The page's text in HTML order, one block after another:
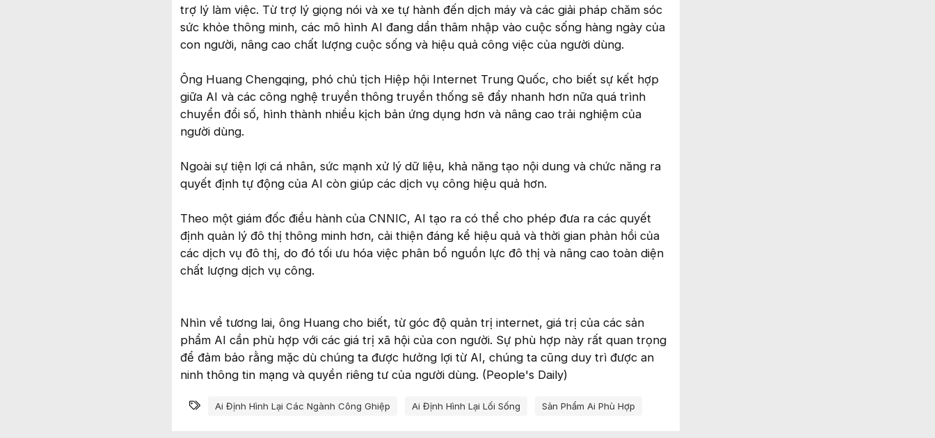
trợ lý làm việc. Từ trợ lý giọng nói và xe tự hành đến dịch máy và các giải pháp chăm sóc
sức khỏe thông minh, các mô hình AI đang dần thâm nhập vào cuộc sống hàng ngày của
con người, nâng cao chất lượng cuộc sống và hiệu quả công việc của người dùng.
Ông Huang Chengqing, phó chủ tịch Hiệp hội Internet Trung Quốc, cho biết sự kết hợp
giữa AI và các công nghệ truyền thông truyền thống sẽ đẩy nhanh hơn nữa quá trình
chuyển đổi số, hình thành nhiều kịch bản ứng dụng hơn và nâng cao trải nghiệm của
người dùng.
Ngoài sự tiện lợi cá nhân, sức mạnh xử lý dữ liệu, khả năng tạo nội dung và chức năng ra
quyết định tự động của AI còn giúp các dịch vụ công hiệu quả hơn.
Theo một giám đốc điều hành của CNNIC, AI tạo ra có thể cho phép đưa ra các quyết
định quản lý đô thị thông minh hơn, cải thiện đáng kể hiệu quả và thời gian phản hồi của
các dịch vụ đô thị, do đó tối ưu hóa việc phân bổ nguồn lực đô thị và nâng cao toàn diện
chất lượng dịch vụ công.
Nhìn về tương lai, ông Huang cho biết, từ góc độ quản trị internet, giá trị của các sản
phẩm AI cần phù hợp với các giá trị xã hội của con người. Sự phù hợp này rất quan trọng
để đảm bảo rằng mặc dù chúng ta được hưởng lợi từ AI, chúng ta cũng duy trì được an
ninh thông tin mạng và quyền riêng tư của người dùng. (People's Daily)
Từ khóa
Ai Định Hình Lại Các Ngành Công Ghiệp Ai Định Hình Lại Lối Sống Sản Phẩm Ai Phù Hợp